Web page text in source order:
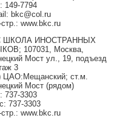
149-7794
bkc@col.ru
www.bkc.ru
ШКОЛА ИНОСТРАННЫХ
107031, Москва,
Мост ул., 19, подъезд
3
ЦАО:Мещанский; ст.м.
Мост (рядом)
737-3303
737-3303
www.bkc.ru